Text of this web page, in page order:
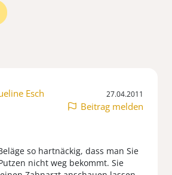
Esch 27.04.2011
Beitrag melden
so hartnäckig, dass man Sie
nicht weg bekommt. Sie